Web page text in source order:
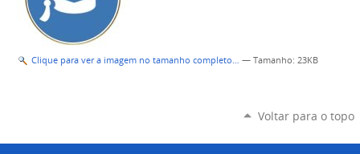
Clique para ver a imagem no tamanho completo… — Tamanho: 23KB
Voltar para o topo